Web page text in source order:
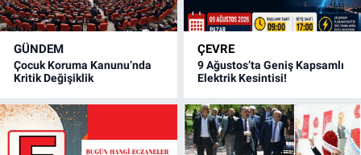
GÜNDEM
Çocuk Koruma Kanunu’nda
Kritik Değişiklik
ÇEVRE
9 Ağustos’ta Geniş Kapsamlı
Elektrik Kesintisi!